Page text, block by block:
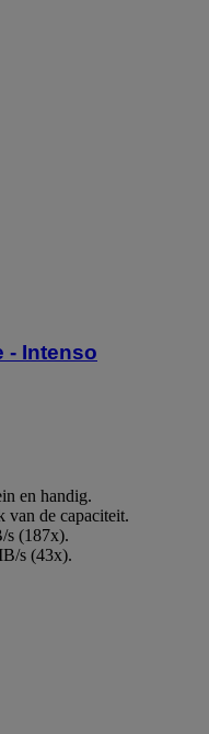
- Intenso
en handig.
van de capaciteit.
s (187x).
s (43x).